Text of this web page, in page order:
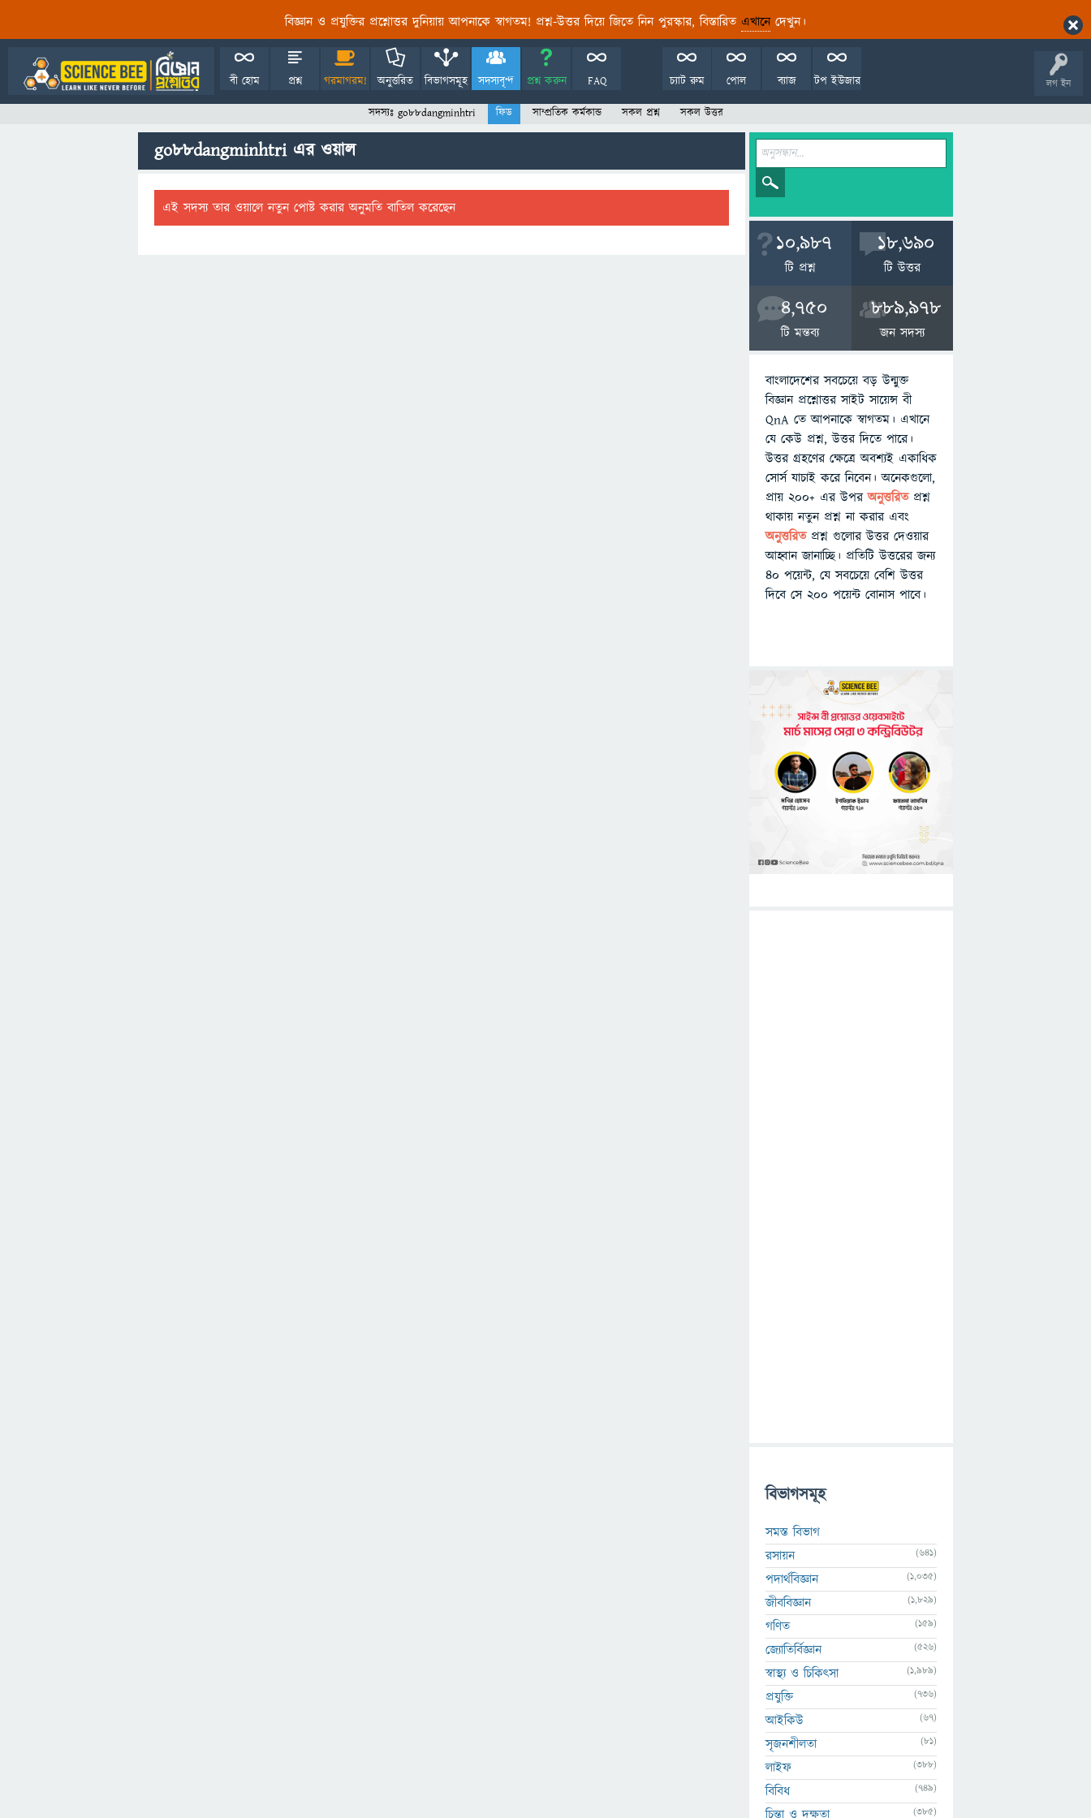
বিজ্ঞান ও প্রযুক্তির প্রশ্নোত্তর দুনিয়ায় আপনাকে স্বাগতম! প্রশ্ন-উত্তর দিয়ে জিতে নিন পুরস্কার, বিস্তারিত এখানেদেখুন।
লগ ইন
বী হোম প্রশ্ন গরমাগরম! অনুত্তরিত বিভাগসমূহ সদস্যবৃন্দ প্রশ্ন করুন FAQ টপ ইউজার
ব্যাজ
পোল
চ্যাট রুম
সদস্যঃ go88dangminhtri ফিড সাম্প্রতিক কর্মকান্ড সকল প্রশ্ন সকল উত্তর
go88dangminhtri এর ওয়াল
এই সদস্য তার ওয়ালে নতুন পোষ্ট করার অনুমতি বাতিল করেছেন
10,987
টি প্রশ্ন
18,690
টি উত্তর
4,750
টি মন্তব্য
889,978
জন সদস্য
বাংলাদেশের সবচেয়ে বড় উন্মুক্ত
বিজ্ঞান প্রশ্নোত্তর সাইট সায়েন্স বী
QnA তে আপনাকে স্বাগতম। এখানে
যে কেউ প্রশ্ন, উত্তর দিতে পারে।
উত্তর গ্রহণের ক্ষেত্রে অবশ্যই একাধিক
সোর্স যাচাই করে নিবেন। অনেকগুলো,
প্রায় ২০০+ এর উপরঅনুত্তরিতপ্রশ্ন
থাকায় নতুন প্রশ্ন না করার এবং
অনুত্তরিত প্রশ্ন গুলোর উত্তর দেওয়ার
আহ্বান জানাচ্ছি। প্রতিটি উত্তরের জন্য
৪০ পয়েন্ট, যে সবচেয়ে বেশি উত্তর
দিবে সে ২০০ পয়েন্ট বোনাস পাবে।
বিভাগসমূহ
সমস্ত বিভাগ
রসায়ন
(641)
পদার্থবিজ্ঞান (1,035)
জীববিজ্ঞান (1,829)
গণিত (159)
জ্যোতির্বিজ্ঞান (526)
স্বাস্থ্য ও চিকিৎসা (1,989)
প্রযুক্তি (736)
আইকিউ (67)
সৃজনশীলতা (81)
লাইফ (388)
বিবিধ (749)
চিন্তা ও দক্ষতা (385)